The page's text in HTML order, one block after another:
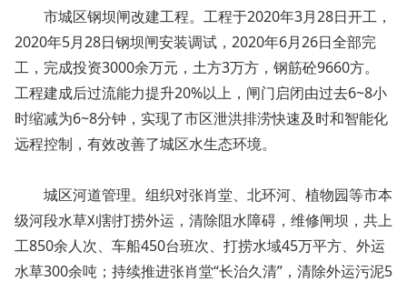
市城区钢坝闸改建工程。工程于2020年3月28日开工，
2020年5月28日钢坝闸安装调试，2020年6月26日全部完
工，完成投资3000余万元，土方3万方，钢筋砼9660方。
工程建成后过流能力提升20%以上，闸门启闭由过去6~8小
时缩减为6~8分钟，实现了市区泄洪排涝快速及时和智能化
远程控制，有效改善了城区水生态环境。
城区河道管理。组织对张肖堂、北环河、植物园等市本
级河段水草刈割打捞外运，清除阻水障碍，维修闸坝，共上
工850余人次、车船450台班次、打捞水域45万平方、外运
水草300余吨；持续推进张肖堂“长治久清”，清除外运污泥5